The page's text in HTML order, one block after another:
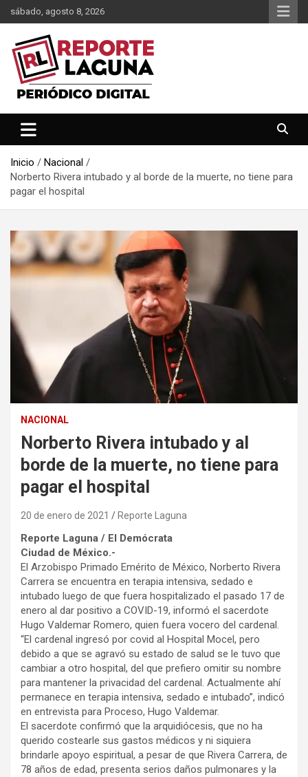
Saltar
al
contenido
sábado, agosto 8, 2026
Reporte Laguna
Inicio
Nacional
Norberto Rivera intubado y al borde de la muerte, no tiene para
pagar el hospital
NACIONAL
Norberto Rivera intubado y al
borde de la muerte, no tiene para
pagar el hospital
20 de enero de 2021 Reporte Laguna
Reporte Laguna / El Demócrata
Ciudad de México.-
El Arzobispo Primado Emérito de México, Norberto Rivera
Carrera se encuentra en terapia intensiva, sedado e
intubado luego de que fuera hospitalizado el pasado 17 de
enero al dar positivo a COVID-19, informó el sacerdote
Hugo Valdemar Romero, quien fuera vocero del cardenal.
“El cardenal ingresó por covid al Hospital Mocel, pero
debido a que se agravó su estado de salud se le tuvo que
cambiar a otro hospital, del que prefiero omitir su nombre
para mantener la privacidad del cardenal. Actualmente ahí
permanece en terapia intensiva, sedado e intubado”, indicó
en entrevista para Proceso, Hugo Valdemar.
El sacerdote confirmó que la arquidiócesis, que no ha
querido costearle sus gastos médicos y ni siquiera
brindarle apoyo espiritual, a pesar de que Rivera Carrera, de
78 años de edad, presenta serios daños pulmonares y la